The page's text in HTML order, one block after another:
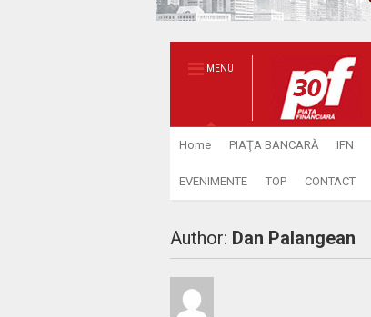
MENU
Home PIAŢA BANCARĂ IFN
EVENIMENTE TOP CONTACT
Author: Dan Palangean